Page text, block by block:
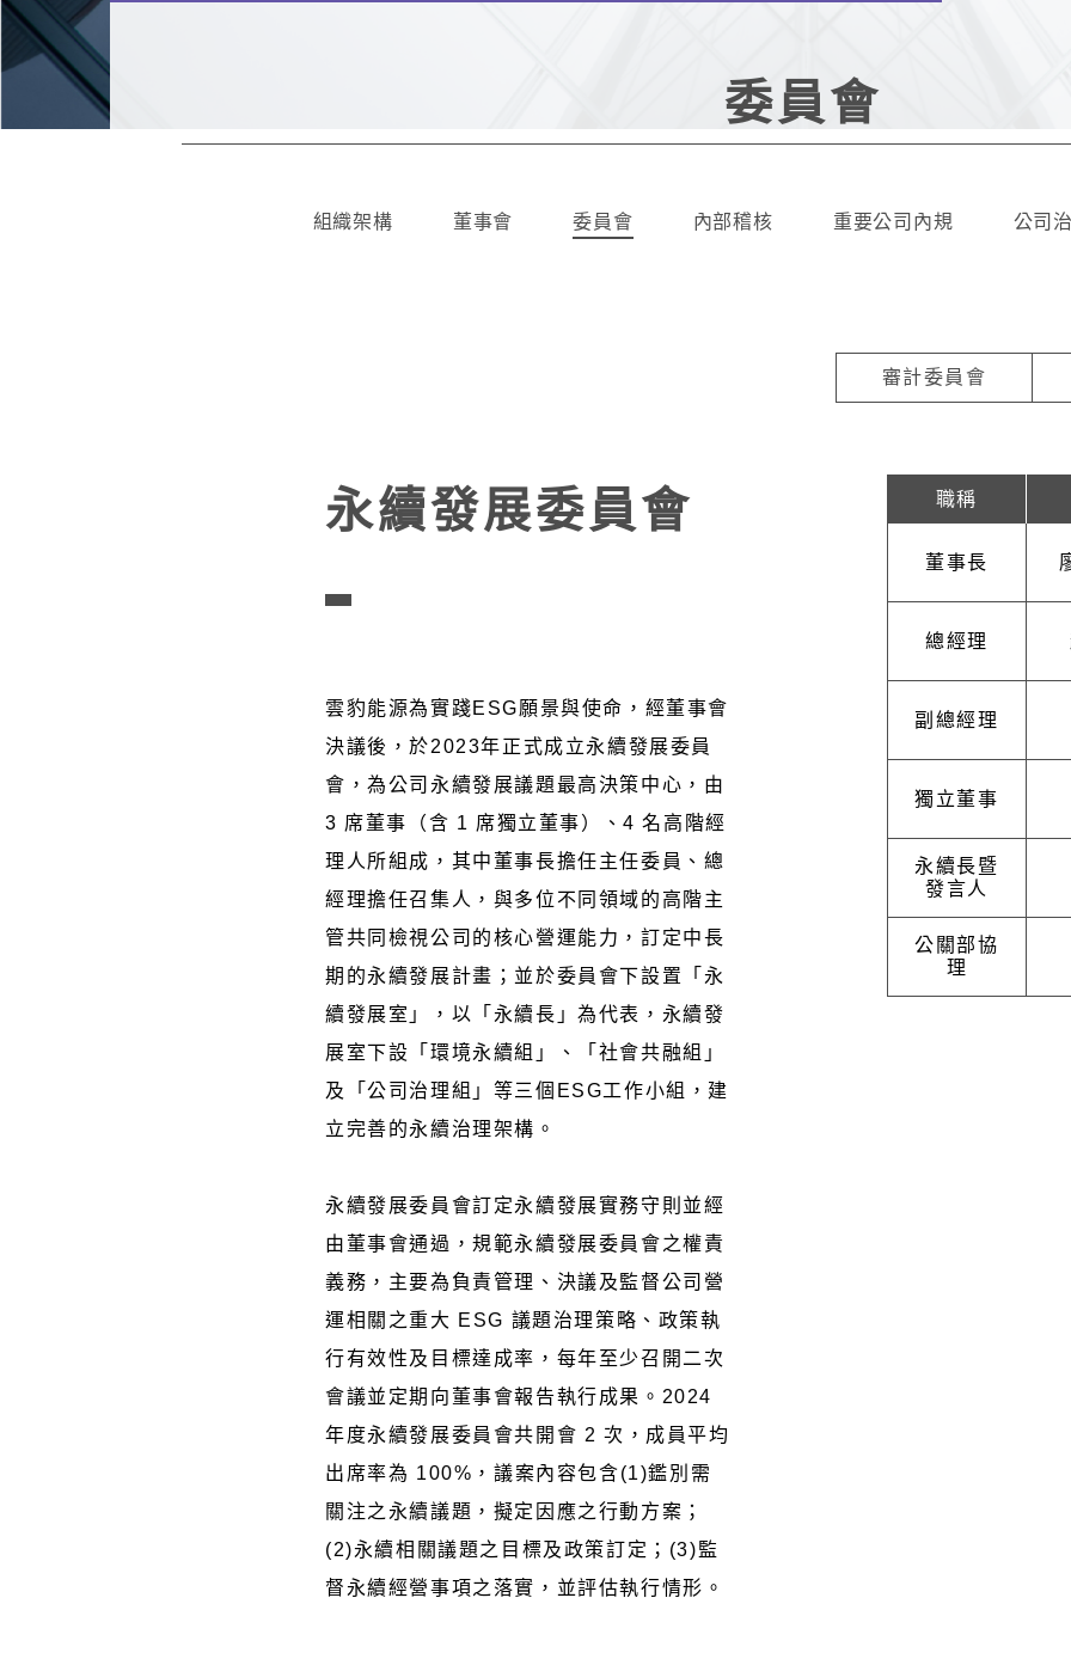
委員會
組織架構 董事會 委員會 內部稽核 重要公司內規 公司
審計委員會
永續發展委員會
雲豹能源為實踐ESG願景與使命，經董事會
決議後，於2023年正式成立永續發展委員
會，為公司永續發展議題最高決策中心，由
3 席董事（含 1 席獨立董事）、4 名高階經
理人所組成，其中董事⾧擔任主任委員、總
經理擔任召集人，與多位不同領域的高階主
管共同檢視公司的核心營運能力，訂定中⾧
期的永續發展計畫；並於委員會下設置「永
續發展室」，以「永續長」為代表，永續發
展室下設「環境永續組」、「社會共融組」
及「公司治理組」等三個ESG工作小組，建
立完善的永續治理架構。
永續發展委員會訂定永續發展實務守則並經
由董事會通過，規範永續發展委員會之權責
義務，主要為負責管理、決議及監督公司營
運相關之重大 ESG 議題治理策略、政策執
行有效性及目標達成率，每年至少召開二次
會議並定期向董事會報告執行成果。2024
年度永續發展委員會共開會 2 次，成員平均
出席率為 100%，議案內容包含(1)鑑別需
關注之永續議題，擬定因應之行動方案；
(2)永續相關議題之目標及政策訂定；(3)監
督永續經營事項之落實，並評估執行情形。
職稱
董事長
總經理
副總經理
獨立董事
永續長暨
發言人
公關部協
理